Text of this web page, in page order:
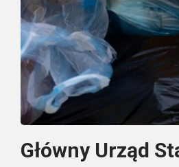
Główny Urząd